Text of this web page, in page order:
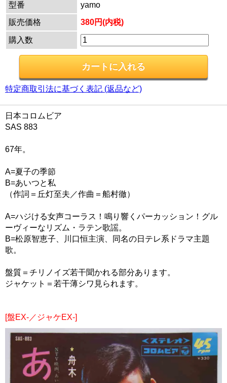
型番
yamo
販売価格
380円(内税)
購入数
特定商取引法に基づく表記 (返品など)
日本コロムビア
SAS 883
67年。
A=夏子の季節
B=あいつと私
（作詞＝丘灯至夫／作曲＝船村徹）
A=ハジける女声コーラス！鳴り響くパーカッション！グル
ーヴィーなリズム・ラテン歌謡。
B=松原智恵子、川口恒主演、同名の日テレ系ドラマ主題
歌。
盤質＝チリノイズ若干聞かれる部分あります。
ジャケット＝若干薄シワ見られます。
[盤EX-／ジャケEX-]